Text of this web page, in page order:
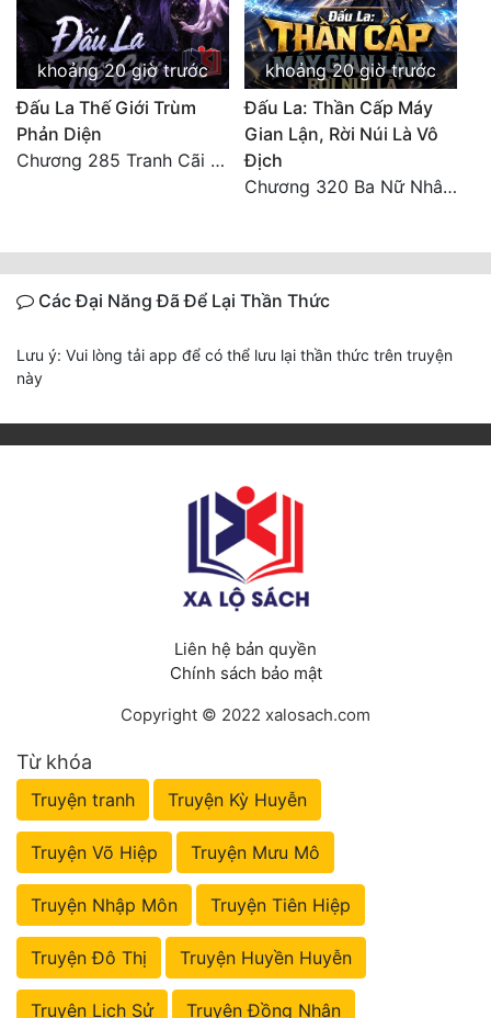
khoảng 20 giờ trước
Đấu La Thế Giới Trùm
Phản Diện
Chương 285 Tranh Cãi Giữa Sư Đồ
khoảng 20 giờ trước
Đấu La: Thần Cấp Máy
Gian Lận, Rời Núi Là Vô
Địch
Chương 320 Ba Nữ Nhân Ghen Tuông Lẫn Nhau
Các Đại Năng Đã Để Lại Thần Thức
Lưu ý: Vui lòng tải app để có thể lưu lại thần thức trên truyện
này
Liên hệ bản quyền
Chính sách bảo mật
Copyright © 2022 xalosach.com
Từ khóa
Truyện tranh Truyện Kỳ Huyễn
Truyện Võ Hiệp Truyện Mưu Mô
Truyện Nhập Môn Truyện Tiên Hiệp
Truyện Đô Thị Truyện Huyền Huyễn
Truyện Lịch Sử Truyện Đồng Nhân